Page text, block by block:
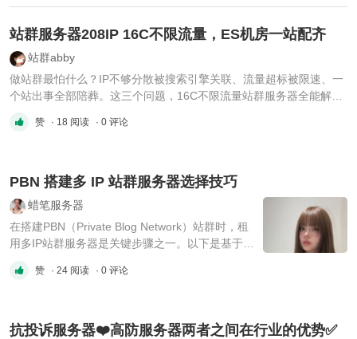
站群服务器208IP 16C不限流量，ES机房一站配齐
站群abby
做站群最怕什么？IP不够分散被搜索引擎关联、流量超标被限速、一
个站出事全部陪葬。这三个问题，16C不限流量站群服务器全能解决
什么必须选16C？搜索引擎通过C段判断网站关联性。同C段站点越
赞 · 18 阅读 · 0 评论
PBN 搭建多 IP 站群服务器选择技巧
蜡笔服务器
在搭建PBN（Private Blog Network）站群时，租
用多IP站群服务器是关键步骤之一。以下是基于搜
务器的核心优势 提升SEO效果：独立IP能避免搜
的网站被惩罚或攻击，其他IP站点不受影响， ...
赞 · 24 阅读 · 0 评论
抗投诉服务器❤️高防服务器两者之间在行业的优势✅